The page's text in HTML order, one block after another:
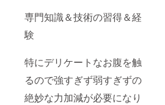
専門知識＆技術の習得＆経
験
特にデリケートなお腹を触
るので強すぎず弱すぎずの
絶妙な力加減が必要になり